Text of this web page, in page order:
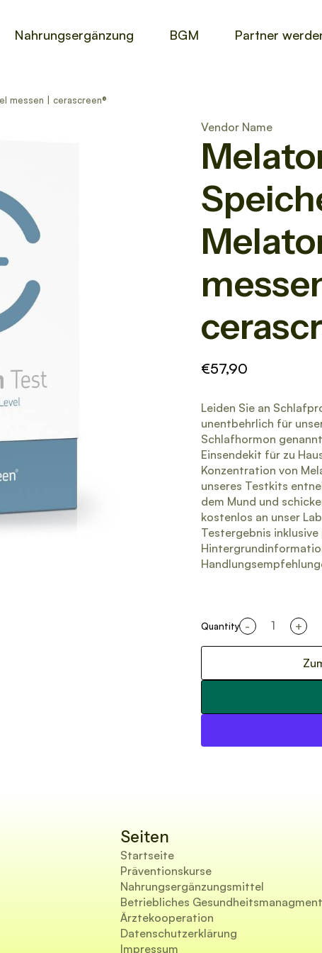
Nahrungsergänzung BGM Partner
messen | cerascreen®
Vendor Name
messen
€57,90
Leiden Sie an
unentbehrlich für
Schlafhormon
Einsendekit für zu
Konzentration von
unseres Testkits
dem Mund und
kostenlos an unser
Testergebnis
Quantity - +
Seiten
Startseite
Präventionskurse
Nahrungsergänzungsmittel
Betriebliches Gesundheitsmanagment
Ärztekooperation
Datenschutzerklärung
Impressum